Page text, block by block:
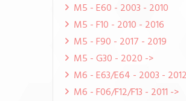
M5 - E60 - 2003 - 2010
M5 - F10 - 2010 - 2016
M5 - F90 - 2017 - 2019
M5 - G30 - 2020 ->
M6 - E63/E64 - 2003 - 2012
M6 - F06/F12/F13 - 2011 ->